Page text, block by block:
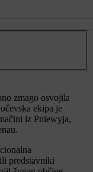
zmago osvojila
ekipa je
iz Pniewyja,
predstavniki